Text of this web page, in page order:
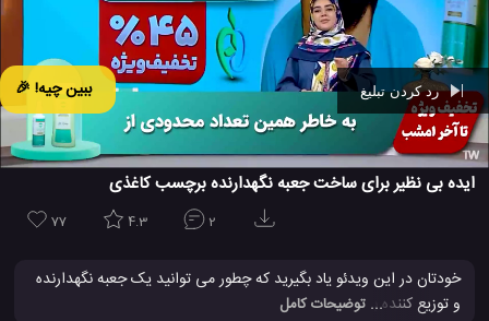
ببین چیه! 🎉 رد کردن تبلیغ
00:41
ایده بی نظیر برای ساخت جعبه نگهدارنده برچسب کاغذی
77 4.3 2
خودتان در این ویدئو یاد بگیرید که چطور می توانید یک جعبه نگهدارنده
و توزیع کننده برچسب هایکاغذی
... توضیحات کامل